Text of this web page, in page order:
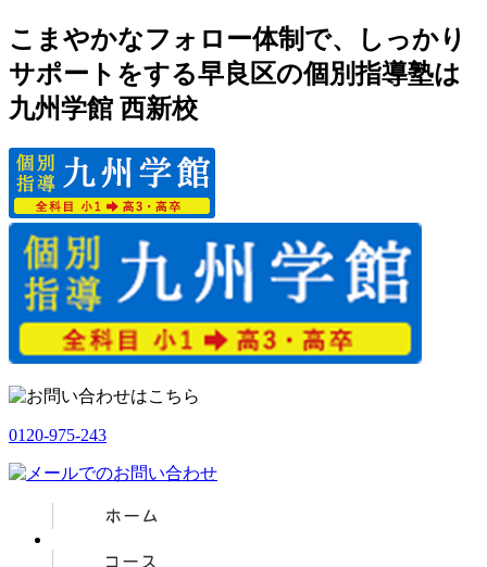
こまやかなフォロー体制で、しっかり
サポートをする早良区の個別指導塾は
九州学館 西新校
0120-975-243